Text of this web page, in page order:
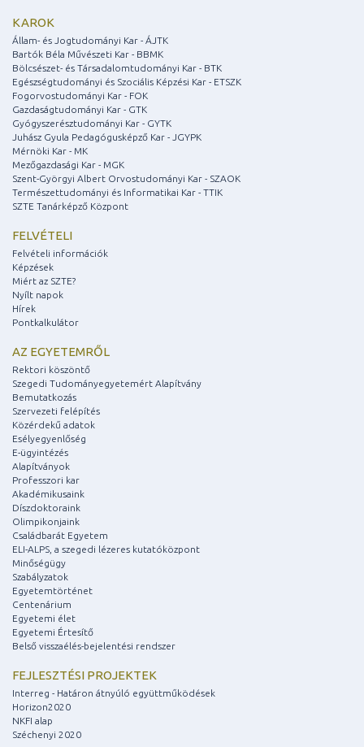
KAROK
Állam- és Jogtudományi Kar - ÁJTK
Bartók Béla Művészeti Kar - BBMK
Bölcsészet- és Társadalomtudományi Kar - BTK
Egészségtudományi és Szociális Képzési Kar - ETSZK
Fogorvostudományi Kar - FOK
Gazdaságtudományi Kar - GTK
Gyógyszerésztudományi Kar - GYTK
Juhász Gyula Pedagógusképző Kar - JGYPK
Mérnöki Kar - MK
Mezőgazdasági Kar - MGK
Szent-Györgyi Albert Orvostudományi Kar - SZAOK
Természettudományi és Informatikai Kar - TTIK
SZTE Tanárképző Központ
FELVÉTELI
Felvételi információk
Képzések
Miért az SZTE?
Nyílt napok
Hírek
Pontkalkulátor
AZ EGYETEMRŐL
Rektori köszöntő
Szegedi Tudományegyetemért Alapítvány
Bemutatkozás
Szervezeti felépítés
Közérdekű adatok
Esélyegyenlőség
E-ügyintézés
Alapítványok
Professzori kar
Akadémikusaink
Díszdoktoraink
Olimpikonjaink
Családbarát Egyetem
ELI-ALPS, a szegedi lézeres kutatóközpont
Minőségügy
Szabályzatok
Egyetemtörténet
Centenárium
Egyetemi élet
Egyetemi Értesítő
Belső visszaélés-bejelentési rendszer
FEJLESZTÉSI PROJEKTEK
Interreg - Határon átnyúló együttműködések
Horizon2020
NKFI alap
Széchenyi 2020